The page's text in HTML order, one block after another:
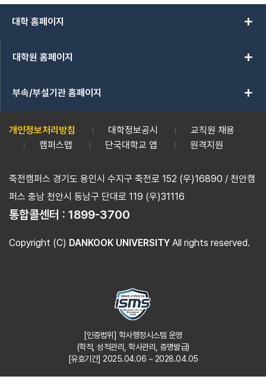
대학 홈페이지 add
대학원 홈페이지 add
부속/부설기관 홈페이지 add
개인정보처리방침 대학정보공시
교직원 채용
캠퍼스맵
단국대학교 앱 원격지원
죽전캠퍼스 경기도 용인시 수지구 죽전로 152 (우)16890 / 천안캠
퍼스 충남 천안시 동남구 단대로 119 (우)31116
통합콜센터 : 1899-3700
Copyright (C) DANKOOK UNIVERSITY All rights reserved.
[인증범위] 학사행정시스템 운영
(학적, 성적관리, 학사관리, 증명발급)
[유효기간] 2025.04.06 ~ 2028.04.05